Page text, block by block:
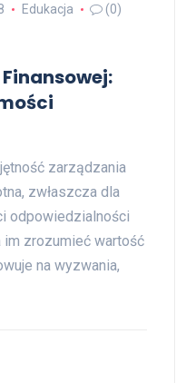
Edukacja (0)
zarządzania
zwłaszcza dla
odpowiedzialności
zrozumieć wartość
na wyzwania,